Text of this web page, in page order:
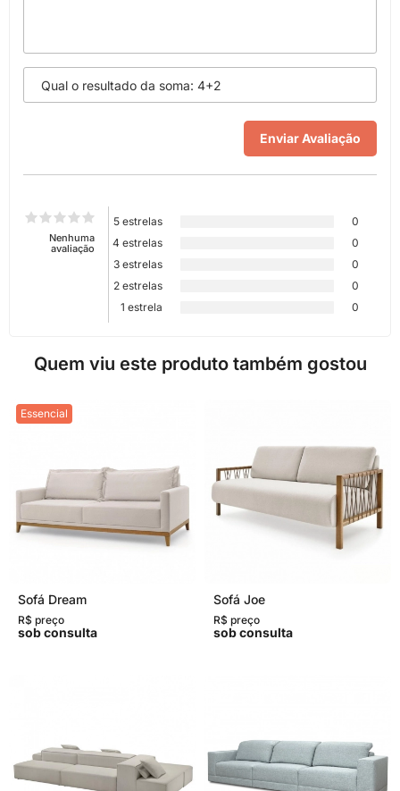
Nenhuma
avaliação
5 estrelas
0
4 estrelas
0
3 estrelas
0
2 estrelas
0
1 estrela
0
Quem viu este produto também gostou
Essencial
Sofá Dream
R$ preço
sob consulta
Sofá Joe
R$ preço
sob consulta